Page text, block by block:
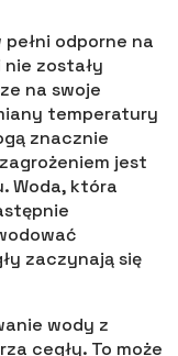
odporne na
zostały
na swoje
temperatury
znacznie
jest
Woda, która
zaczynają się
wody z
cegły. To może